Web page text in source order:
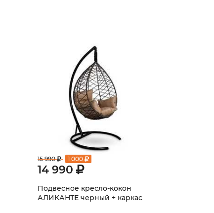
15 990 1 000
14 990
Подвесное кресло-кокон
АЛИКАНТЕ черный + каркас